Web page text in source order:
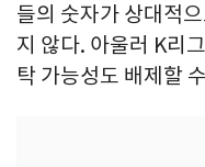
들의 숫자가 상대적
지 않다. 아울러 K리
탁 가능성도 배제할